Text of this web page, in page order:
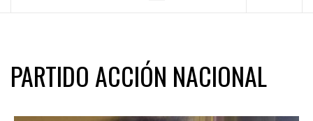
PARTIDO ACCIÓN NACIONAL